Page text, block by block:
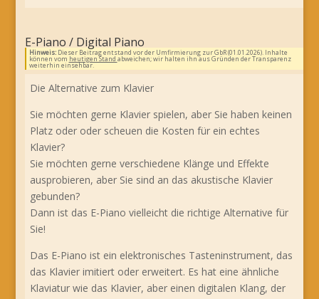
E-Piano / Digital Piano
Hinweis:Dieser Beitrag entstand vor der Umfirmierung zur GbR (01.01.2026). Inhalte
können vom heutigen Stand abweichen; wir halten ihn aus Gründen der Transparenz
weiterhin einsehbar.
Die Alternative zum Klavier
Sie möchten gerne Klavier spielen, aber Sie haben keinen
Platz oder oder scheuen die Kosten für ein echtes
Klavier?
Sie möchten gerne verschiedene Klänge und Effekte
ausprobieren, aber Sie sind an das akustische Klavier
gebunden?
Dann ist das E-Piano vielleicht die richtige Alternative für
Sie!
Das E-Piano ist ein elektronisches Tasteninstrument, das
das Klavier imitiert oder erweitert. Es hat eine ähnliche
Klaviatur wie das Klavier, aber einen digitalen Klang, der